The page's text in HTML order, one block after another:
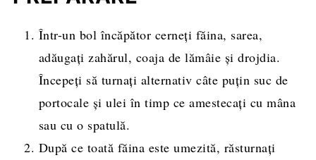
Într-un bol încăpător cerneți făina, sarea,
adăugați zahărul, coaja de lămâie și drojdia.
Începeți să turnați alternativ câte puțin suc de
portocale și ulei în timp ce amestecați cu mâna
sau cu o spatulă.
După ce toată făina este umezită, răsturnați